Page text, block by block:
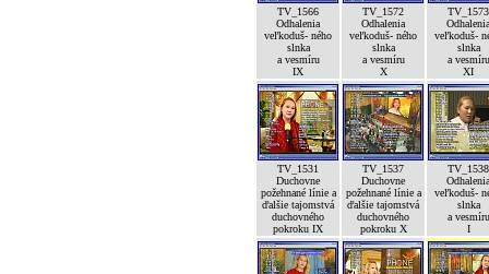
TV_1566
Odhalenia
veľkoduš- ného
slnka
a vesmíru
IX
TV_1572
Odhalenia
veľkoduš- ného
slnka
a vesmíru
X
TV_1573
Odhalenia
veľkoduš-
slnka
a vesmíru
XI
TV_1531
Duchovne
požehnané línie a
ďalšie tajomstvá
duchovného
pokroku IX
TV_1537
Duchovne
požehnané línie a
ďalšie tajomstvá
duchovného
pokroku X
TV_1538
Odhalenia
veľkoduš-
slnka
a vesmíru
I